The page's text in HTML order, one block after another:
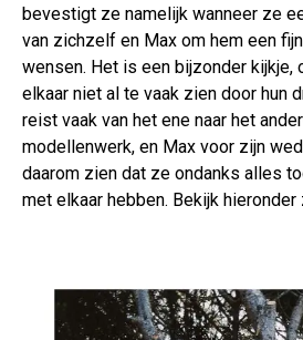
bevestigt ze namelijk wanneer ze
van zichzelf en Max om hem een
wensen. Het is een bijzonder kijkje,
elkaar niet al te vaak zien door hun
reist vaak van het ene naar het
modellenwerk, en Max voor zijn
daarom zien dat ze ondanks alles
met elkaar hebben. Bekijk